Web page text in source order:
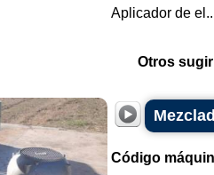
Aplicador de
Otros
Código